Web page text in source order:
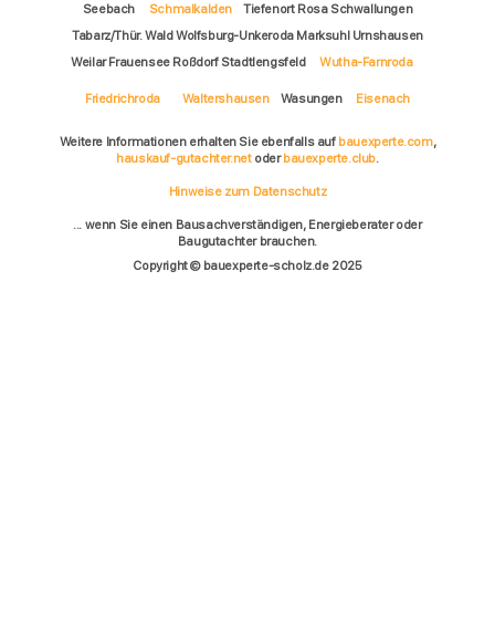
Seebach Schmalkalden
Tiefenort Rosa Schwallungen
Tabarz/Thür. Wald Wolfsburg-Unkeroda Marksuhl Urnshausen
Weilar Frauensee Roßdorf Stadtlengsfeld
Wutha-Farnroda
Friedrichroda Waltershausen Wasungen Eisenach
Weitere Informationen erhalten Sie ebenfalls auf bauexperte.com,
hauskauf-gutachter.netoderbauexperte.club.
Hinweise zum Datenschutz
... wenn Sie einen Bausachverständigen, Energieberater oder
Baugutachter brauchen.
Copyright © bauexperte-scholz.de 2025